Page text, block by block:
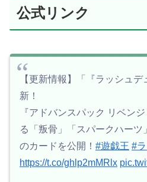
公式リンク
【更新情報】「『ラッシュ
新！
『アドバンスパック リベン
る「叛骨」「スパークハーツ
のカードを公開！ #遊戯王 #
https://t.co/ghlp2mMRlx